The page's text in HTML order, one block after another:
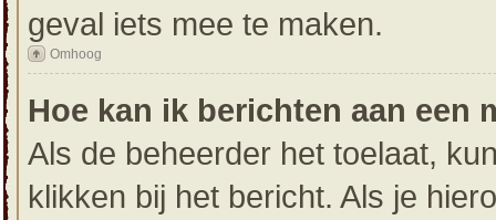
geval iets mee te maken.
Omhoog
Hoe kan ik berichten aan een
Als de beheerder het toelaat,
klikken bij het bericht. Als je